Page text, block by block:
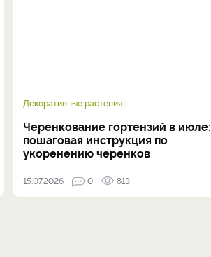
Декоративные растения
Черенкование гортензий в июле:
пошаговая инструкция по
укоренению черенков
15.07.2026 0 813